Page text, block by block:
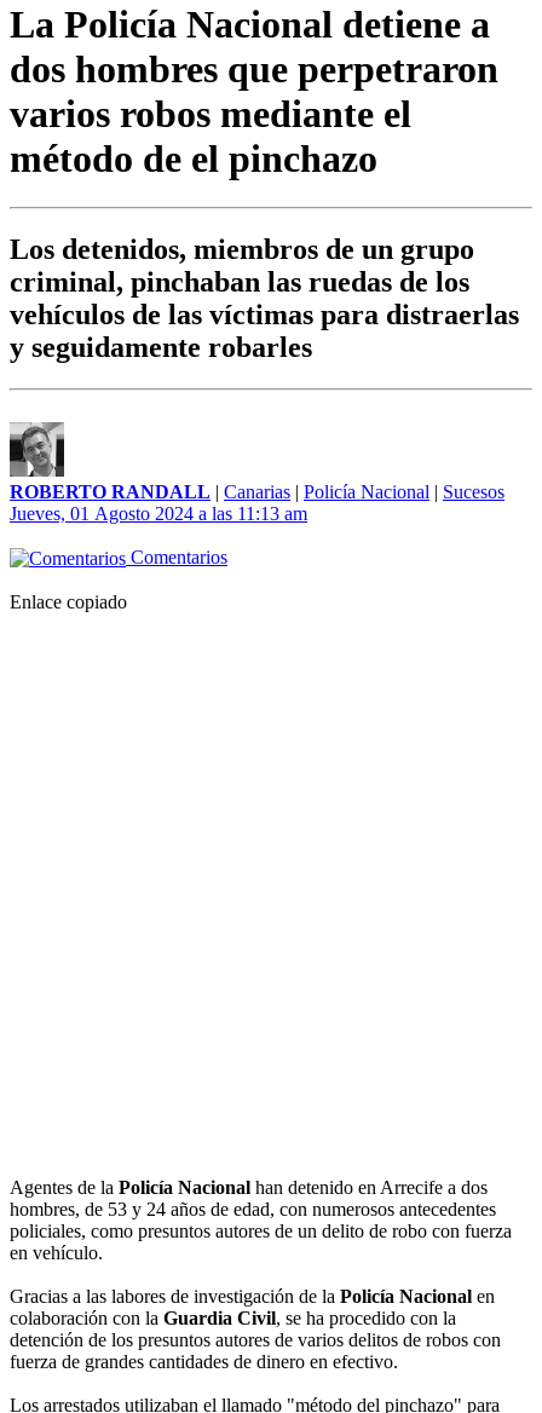
La Policía Nacional detiene a
dos hombres que perpetraron
varios robos mediante el
método de el pinchazo
Los detenidos, miembros de un grupo
criminal, pinchaban las ruedas de los
vehículos de las víctimas para distraerlas
y seguidamente robarles
ROBERTO RANDALL | Canarias | Policía Nacional | Sucesos
Jueves, 01 Agosto 2024 a las 11:13 am
Comentarios
Enlace copiado
Agentes de la Policía Nacional han detenido en Arrecife a dos
hombres, de 53 y 24 años de edad, con numerosos antecedentes
policiales, como presuntos autores de un delito de robo con fuerza
en vehículo.
Gracias a las labores de investigación de la Policía Nacional en
colaboración con la Guardia Civil, se ha procedido con la
detención de los presuntos autores de varios delitos de robos con
fuerza de grandes cantidades de dinero en efectivo.
Los arrestados utilizaban el llamado "método del pinchazo" para